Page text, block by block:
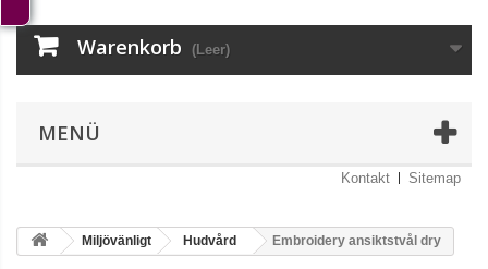
Warenkorb (Leer)
MENÜ
Kontakt Sitemap
Miljövänligt Hudvård Embroidery ansiktstvål dry